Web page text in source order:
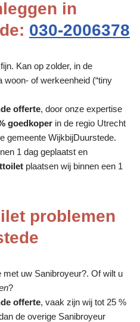
in
030-2006378
Kan op zolder, in de
of werkeenheid (“tiny
offerte, door onze expertise
goedkoper in de regio Utrecht
gemeente WijkbijDuurstede.
1 dag geplaatst en
plaatsen wij binnen een 1
problemen
uw Sanibroyeur?. Of wilt u
?
offerte, vaak zijn wij tot 25 %
de overige Sanibroyeur